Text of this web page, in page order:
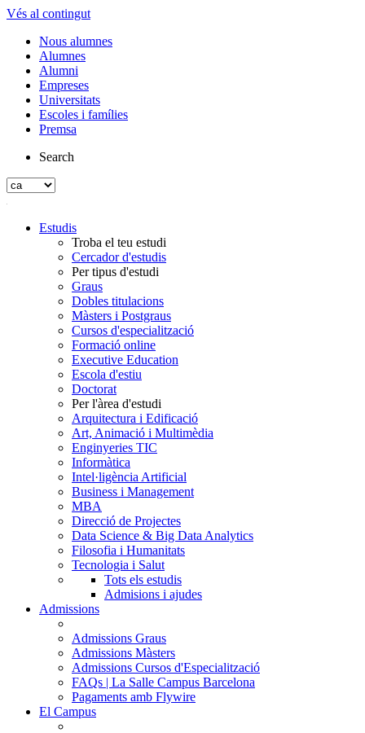
Vés al contingut
Nous alumnes
Alumnes
Alumni
Empreses
Universitats
Escoles i famílies
Premsa
Search
Estudis
Troba el teu estudi
Cercador d'estudis
Per tipus d'estudi
Graus
Dobles titulacions
Màsters i Postgraus
Cursos d'especialització
Formació online
Executive Education
Escola d'estiu
Doctorat
Per l'àrea d'estudi
Arquitectura i Edificació
Art, Animació i Multimèdia
Enginyeries TIC
Informàtica
Intel·ligència Artificial
Business i Management
MBA
Direcció de Projectes
Data Science & Big Data Analytics
Filosofia i Humanitats
Tecnologia i Salut
Tots els estudis
Admisions i ajudes
Admissions
Admissions Graus
Admissions Màsters
Admissions Cursos d'Especialització
FAQs | La Salle Campus Barcelona
Pagaments amb Flywire
El Campus